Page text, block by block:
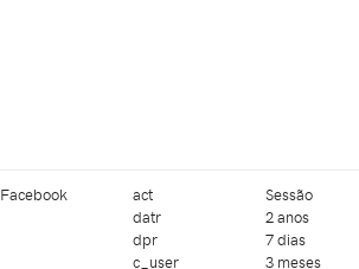
Facebook
act
datr
dpr
c_user
Sessão
2 anos
7 dias
3 meses